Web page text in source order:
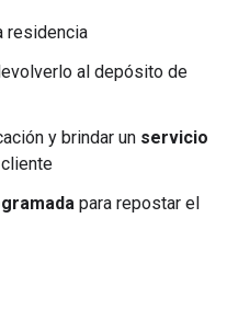
residencia
al depósito de
y brindar un servicio
para repostar el